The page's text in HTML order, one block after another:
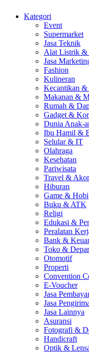
Kategori
Event
Supermarket
Jasa Teknik
Alat Listrik &
Jasa
Fashion
Kulineran
Kecantikan &
Makanan &
Rumah &
Gadget &
Dunia Anak-
Ibu Hamil &
Selular & IT
Olahraga
Kesehatan
Pariwisata
Travel &
Hiburan
Game & Hobi
Buku & ATK
Religi
Edukasi &
Peralatan
Bank &
Toko &
Otomotif
Properti
Convention
E-Voucher
Jasa
Jasa
Jasa Lainnya
Asuransi
Fotografi &
Handicraft
Optik &